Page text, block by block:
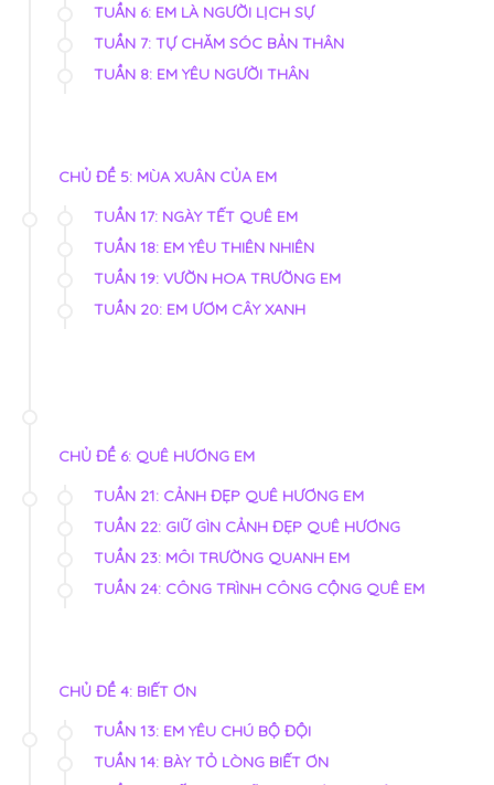
TUẦN 6: EM LÀ NGƯỜI LỊCH SỰ
TUẦN 7: TỰ CHĂM SÓC BẢN THÂN
TUẦN 8: EM YÊU NGƯỜI THÂN
CHỦ ĐỀ 5: MÙA XUÂN CỦA EM
TUẦN 17: NGÀY TẾT QUÊ EM
TUẦN 18: EM YÊU THIÊN NHIÊN
TUẦN 19: VƯỜN HOA TRƯỜNG EM
TUẦN 20: EM ƯƠM CÂY XANH
CHỦ ĐỀ 6: QUÊ HƯƠNG EM
TUẦN 21: CẢNH ĐẸP QUÊ HƯƠNG EM
TUẦN 22: GIỮ GÌN CẢNH ĐẸP QUÊ HƯƠNG
TUẦN 23: MÔI TRƯỜNG QUANH EM
TUẦN 24: CÔNG TRÌNH CÔNG CỘNG QUÊ EM
CHỦ ĐỀ 4: BIẾT ƠN
TUẦN 13: EM YÊU CHÚ BỘ ĐỘI
TUẦN 14: BÀY TỎ LÒNG BIẾT ƠN